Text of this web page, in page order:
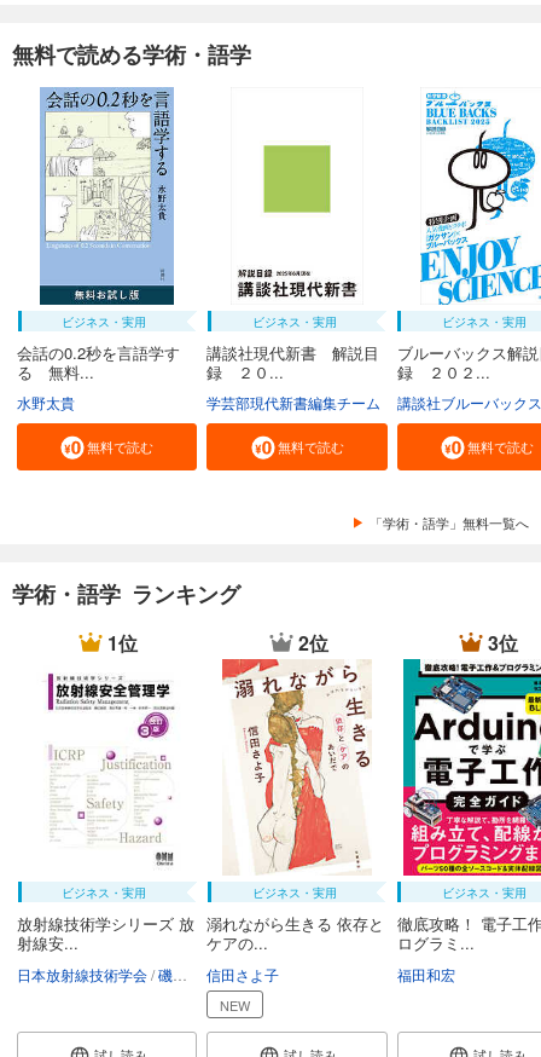
無料で読める学術・語学
ビジネス・実用
会話の0.2秒を言語学す
る 無料...
水野太貴
無料で読む
ビジネス・実用
講談社現代新書 解説目
録 ２０...
学芸部現代新書編集チーム
無料で読む
ビジネス・実用
ブルーバックス解
録 ２０２...
講談社ブルーバックス
無料で読む
「学術・語学」無料一覧へ
学術・語学 ランキング
1位
ビジネス・実用
放射線技術学シリーズ 放
射線安...
日本放射線技術学会 磯辺智範 清水秀雄 鈴木昇一 西谷源展
2位
ビジネス・実用
溺れながら生きる 依存と
ケアの...
信田さよ子
NEW
3位
ビジネス・実用
徹底攻略！ 電子工
ログラミ...
福田和宏